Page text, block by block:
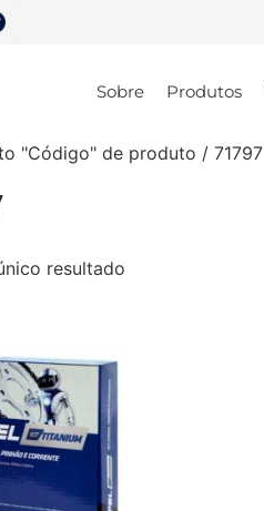
Sobre Produtos
"Código" de produto / 71797
resultado